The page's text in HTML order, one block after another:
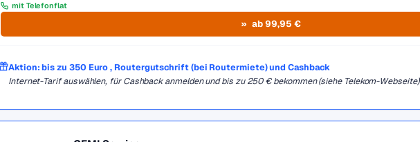
mit Telefonflat
ab 99,95 €
Aktion: bis zu 350 Euro , Routergutschrift (bei Routermiete) und Cashback
Internet-Tarif auswählen, für Cashback anmelden und bis zu 250 € bekommen (siehe Telekom-Webseite)